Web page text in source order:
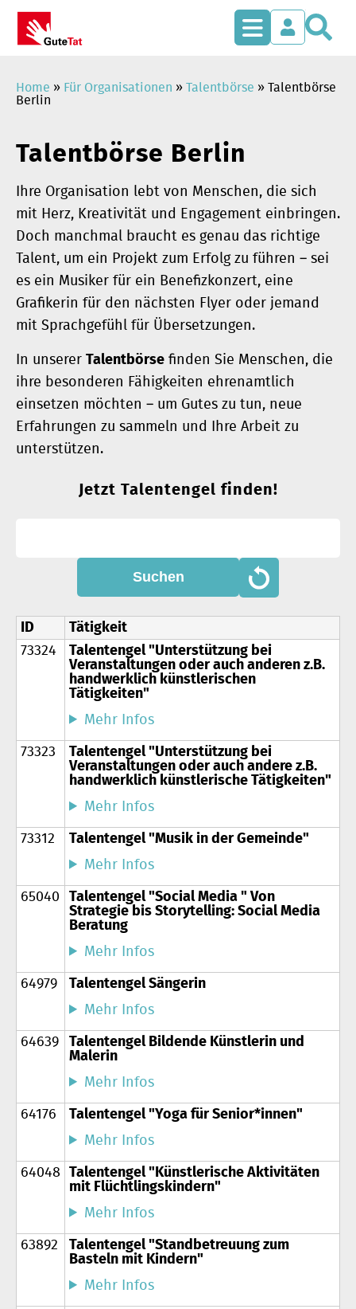
springen
Home » Für Organisationen » Talentbörse » Talentbörse
Berlin
Talentbörse Berlin
Ihre Organisation lebt von Menschen, die sich
mit Herz, Kreativität und Engagement einbringen.
Doch manchmal braucht es genau das richtige
Talent, um ein Projekt zum Erfolg zu führen – sei
es ein Musiker für ein Benefizkonzert, eine
Grafikerin für den nächsten Flyer oder jemand
mit Sprachgefühl für Übersetzungen.
In unserer Talentbörse finden Sie Menschen, die
ihre besonderen Fähigkeiten ehrenamtlich
einsetzen möchten – um Gutes zu tun, neue
Erfahrungen zu sammeln und Ihre Arbeit zu
unterstützen.
Jetzt Talentengel finden!
ID
Tätigkeit
73324
Talentengel "Unterstützung bei
Veranstaltungen oder auch anderen z.B.
handwerklich künstlerischen
Tätigkeiten"
Mehr Infos
73323
Talentengel "Unterstützung bei
Veranstaltungen oder auch andere z.B.
handwerklich künstlerische Tätigkeiten"
Mehr Infos
73312
Talentengel "Musik in der Gemeinde"
Mehr Infos
65040
Talentengel "Social Media " Von
Strategie bis Storytelling: Social Media
Beratung
Mehr Infos
64979
Talentengel Sängerin
Mehr Infos
64639
Talentengel Bildende Künstlerin und
Malerin
Mehr Infos
64176
Talentengel "Yoga für Senior*innen"
Mehr Infos
64048
Talentengel "Künstlerische Aktivitäten
mit Flüchtlingskindern"
Mehr Infos
63892
Talentengel "Standbetreuung zum
Basteln mit Kindern"
Mehr Infos